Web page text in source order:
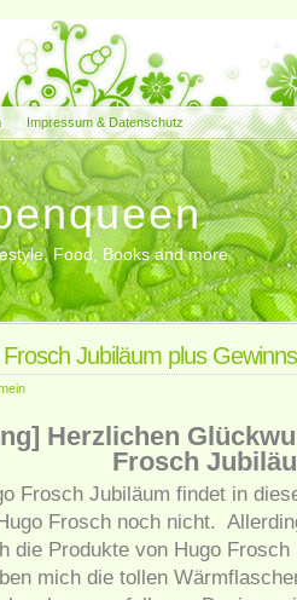
Impressum & Datenschutz
Food, Books and more
Jubiläum plus
Herzlichen
Frosch
Frosch Jubiläum findet in
Frosch noch nicht.
die Produkte von Hugo
mich die tollen